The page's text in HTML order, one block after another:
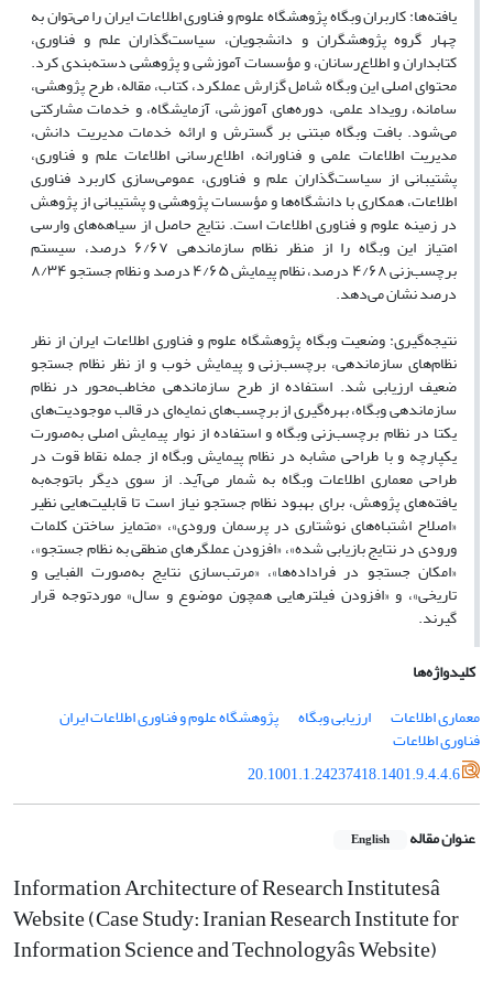
یافته‌ها:کاربران وبگاه پژوهشگاه علوم و فناوری اطلاعات ایران را می‌توان به
چهار گروه پژوهشگران و دانشجویان، سیاست‌گذاران علم و فناوری،
کتابداران و اطلاع‌رسانان، و مؤسسات آموزشی و پژوهشی دسته‌بندی کرد.
محتوای اصلی این وبگاه شامل گزارش عملکرد، کتاب، مقاله، طرح پژوهشی،
سامانه، رویداد علمی، دوره‌های آموزشی، آزمایشگاه، و خدمات مشارکتی
می‌شود. بافت وبگاه مبتنی بر گسترش و ارائه خدمات مدیریت دانش،
مدیریت اطلاعات علمی و فناورانه، اطلاع‌رسانی اطلاعات علم و فناوری،
پشتیبانی از سیاست‌گذاران علم و فناوری، عمومی‌سازی کاربرد فناوری
اطلاعات، همکاری با دانشگاه‌ها و مؤسسات پژوهشی و پشتیبانی از پژوهش
در زمینه علوم و فناوری اطلاعات است. نتایج حاصل از سیاهه‌های وارسی
امتیاز این وبگاه را از منظر نظام سازماندهی ۶/۶۷ درصد، سیستم
برچسب‌زنی۴/۶۸درصد، نظام پیمایش۴/۶۵درصد و نظام جستجو۸/۳۴
درصد نشان می‌دهد.
نتیجه‌گیری: وضعیت وبگاه پژوهشگاه علوم و فناوری اطلاعات ایران از نظر
نظام‌های سازماندهی، برچسب‌زنی و پیمایش خوب و از نظر نظام جستجو
ضعیف ارزیابی شد. استفاده از طرح سازماندهی مخاطب‌محور در نظام
سازماندهی وبگاه، بهره‌گیری از برچسب‌های نمایه‌ای در قالب موجودیت‌های
یکتا در نظام برچسب‌زنی وبگاه و استفاده از نوار پیمایش اصلی به‌صورت
یکپارچه و با طراحی مشابه در نظام پیمایش وبگاه از جمله نقاط قوت در
طراحی معماری اطلاعات وبگاه به شمار می‌آید. از سوی دیگر باتوجه‌به
یافته‌های پژوهش، برای بهبود نظام جستجو نیاز است تا قابلیت‌هایی نظیر
«اصلاح اشتباه‌های نوشتاری در پرسمان ورودی»، «متمایز ساختن کلمات
ورودی در نتایج بازیابی شده»، «افزودن عملگرهای منطقی به نظام جستجو»،
«امکان جستجو در فراداده‌ها»، «مرتب‌سازی نتایج به‌صورت الفبایی و
تاریخی»، و «افزودن فیلترهایی همچون موضوع و سال» موردتوجه قرار
گیرند.
کلیدواژه‌ها
معماری اطلاعات
ارزیابی وبگاه پژوهشگاه علوم و فناوری اطلاعات ایران
فناوری اطلاعات
20.1001.1.24237418.1401.9.4.4.6
عنوان مقاله English
Information Architecture of Research Institutesâ
Website (Case Study: Iranian Research Institute for
Information Science and Technologyâs Website)